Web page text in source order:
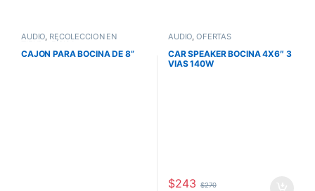
AUDIO RECOLECCIÓN EN
TIENDA FÍSICA
CAJON PARA BOCINA DE 8”
AUDIO ,OFERTAS
CAR SPEAKER BOCINA 4X6″ 3
VIAS 140W
$243 $270